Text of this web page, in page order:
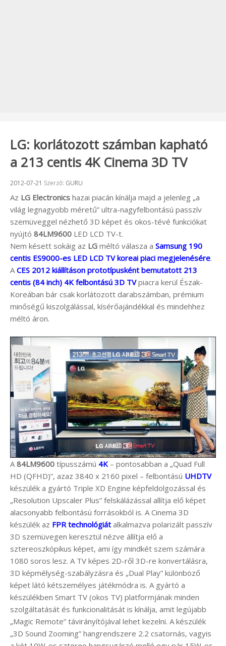
LG: korlátozott számban kapható
a 213 centis 4K Cinema 3D TV
Beküldve:
2012-07-21 Szerző: GURU
Az LG Electronics hazai piacán kínálja majd a jelenleg „a
világ legnagyobb méretű” ultra-nagyfelbontású passzív
szemüveggel nézhető 3D képet és okos-tévé funkciókat
nyújtó 84LM9600 LED LCD TV-t.
Nem késett sokáig az LG méltó válasza a Samsung 190
centis ES9000-es LED LCD TV koreai piaci megjelenésére.
A CES 2012 kiállításon prototípusként bemutatott 213
centis (84 inch) 4K felbontású 3D TVpiacra kerül Észak-
Koreában bár csak korlátozott darabszámban, prémium
minőségű kiszolgálással, kísérőajándékkal és mindehhez
méltó áron.
A84LM9600 típusszámú 4K– pontosabban a „Quad Full
HD (QFHD)”, azaz 3840 x 2160 pixel – felbontású UHDTV
készülék a gyártó Triple XD Engine képfeldolgozással és
„Resolution Upscaler Plus” felskálázással allítja elő képet
alacsonyabb felbontású forrásokból is. A Cinema 3D
készülék az FPR technológiát alkalmazva polarizált passzív
3D szemüvegen keresztül nézve állítja elő a
sztereoszkópikus képet, ami így mindkét szem számára
1080 soros lesz. A TV képes 2D-ről 3D-re konvertálásra,
3D képmélység-szabályzásra és „Dual Play” különböző
képet látó kétszemélyes játékmódra is. A gyártó a
készülékben Smart TV (okos TV) platformjának minden
szolgáltatását és funkcionalitását is kínálja, amit legújabb
„Magic Remote” távirányítójával lehet kezelni. A készülék
„3D Sound Zooming” hangrendszere 2.2 csatornás, vagyis